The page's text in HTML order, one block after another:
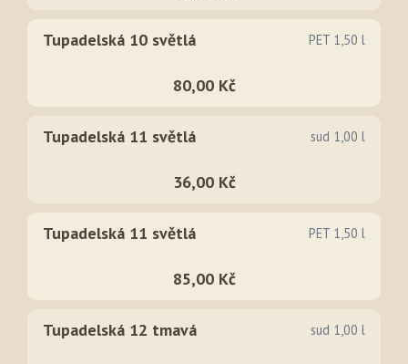
Tupadelská 10 světlá PET 1,50 l
80,00 Kč
Tupadelská 11 světlá sud 1,00 l
36,00 Kč
Tupadelská 11 světlá PET 1,50 l
85,00 Kč
Tupadelská 12 tmavá sud 1,00 l